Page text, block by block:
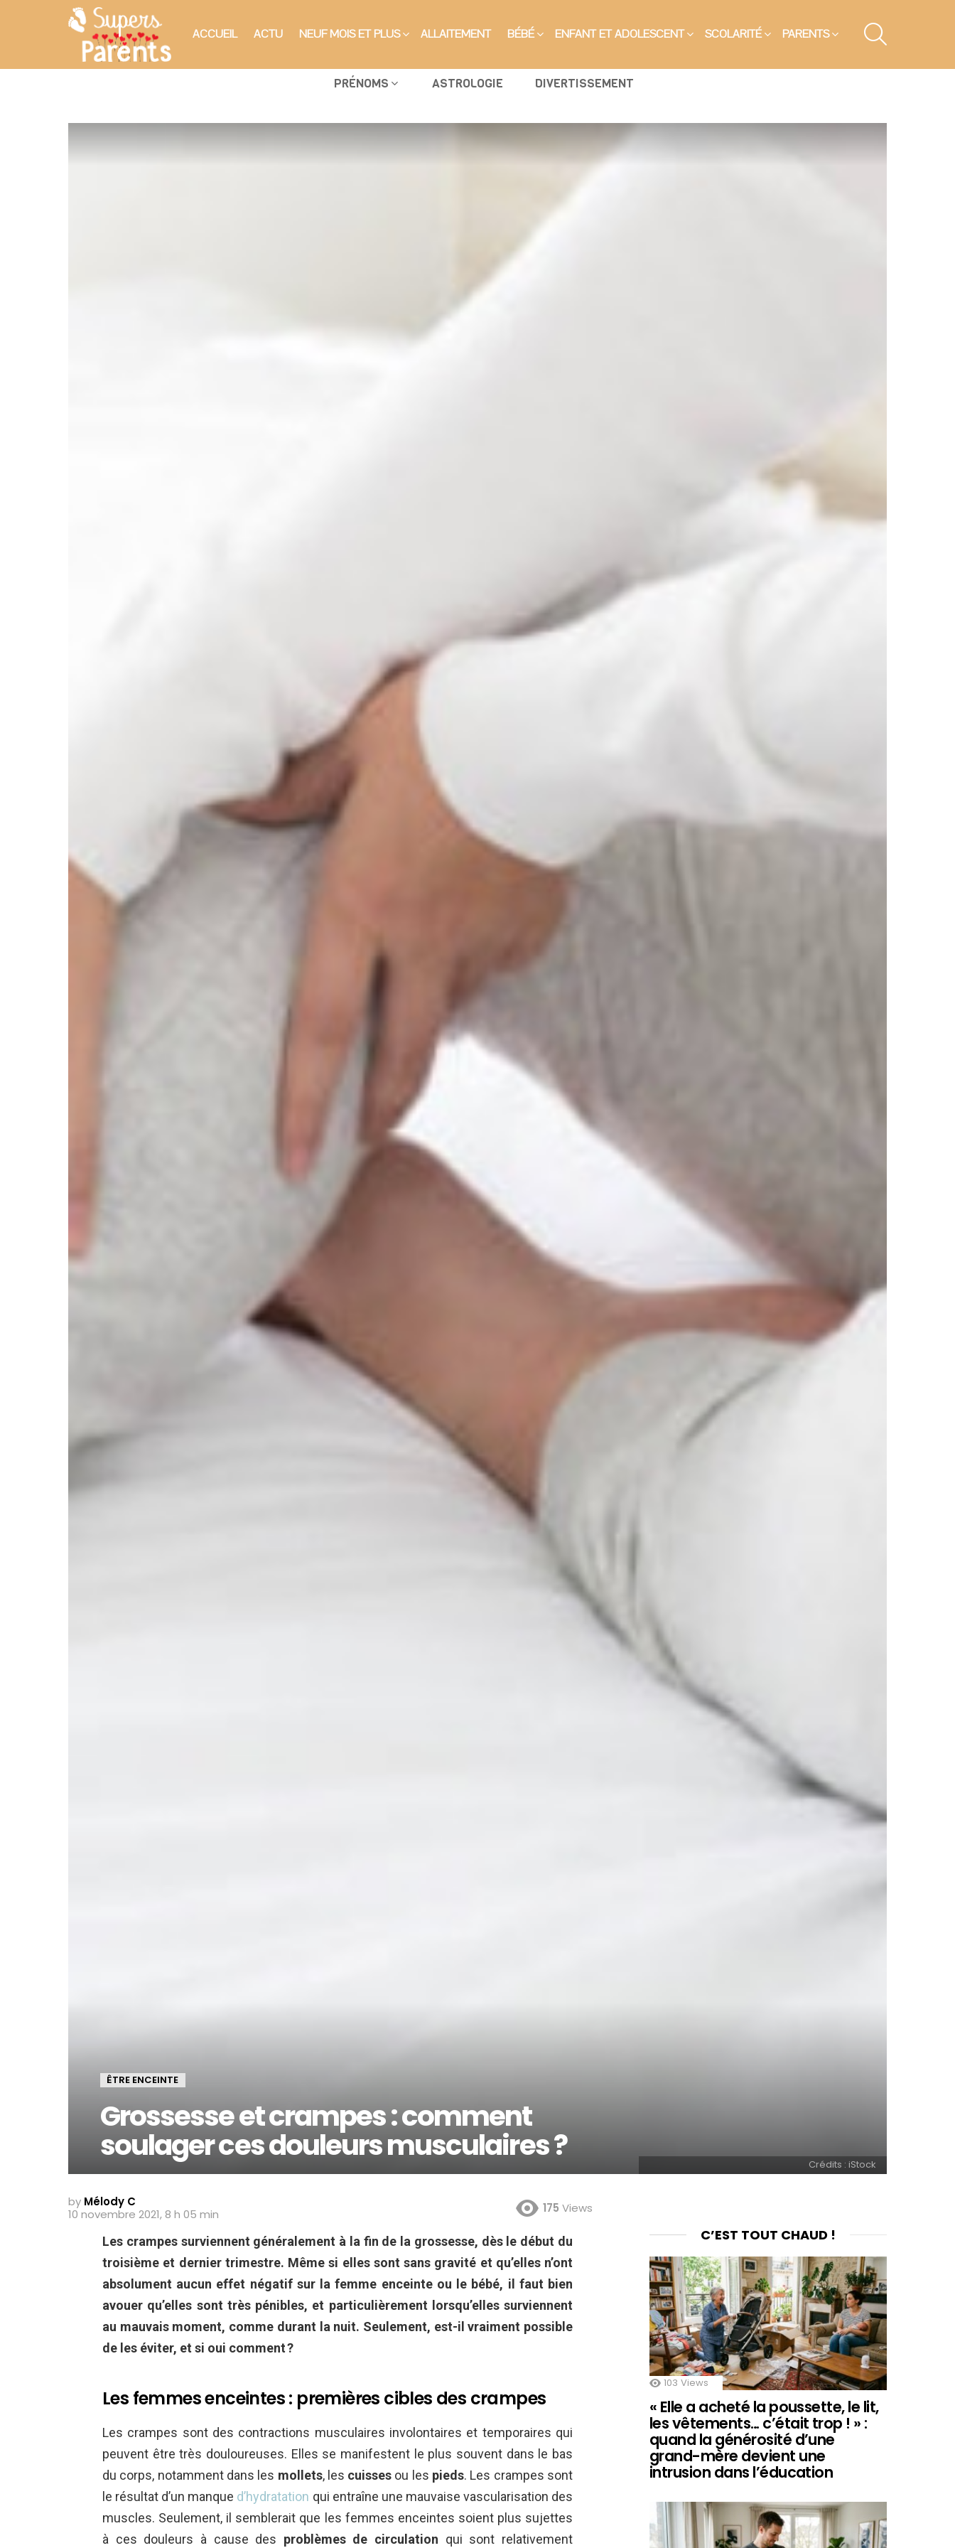
ACCUEIL ACTU NEUF MOIS ET PLUS ALLAITEMENT BÉBÉ ENFANT ET ADOLESCENT SCOLARITÉ PARENTS
PRÉNOMS ASTROLOGIE DIVERTISSEMENT
ÊTRE ENCEINTE
Grossesse et crampes : comment
soulager ces douleurs musculaires ?
Crédits : iStock
by Mélody C
10 novembre 2021, 8 h 05 min
175 Views
Les crampes surviennent généralement à la fin de la grossesse, dès le début du
troisième et dernier trimestre. Même si elles sont sans gravité et qu’elles n’ont
absolument aucun effet négatif sur la femme enceinte ou le bébé, il faut bien
avouer qu’elles sont très pénibles, et particulièrement lorsqu’elles surviennent
au mauvais moment, comme durant la nuit. Seulement, est-il vraiment possible
de les éviter, et si oui comment ?
Les femmes enceintes : premières cibles des crampes
Les crampes sont des contractions musculaires involontaires et temporaires qui
peuvent être très douloureuses. Elles se manifestent le plus souvent dans le bas
du corps, notamment dans les mollets, les cuisses ou les pieds. Les crampes sont
le résultat d’un manque d’hydratation qui entraîne une mauvaise vascularisation des
muscles. Seulement, il semblerait que les femmes enceintes soient plus sujettes
à ces douleurs à cause des problèmes de circulation qui sont relativement
C’EST TOUT CHAUD !
103 Views
« Elle a acheté la poussette, le lit,
les vêtements… c’était trop ! » :
quand la générosité d’une
grand-mère devient une
intrusion dans l’éducation